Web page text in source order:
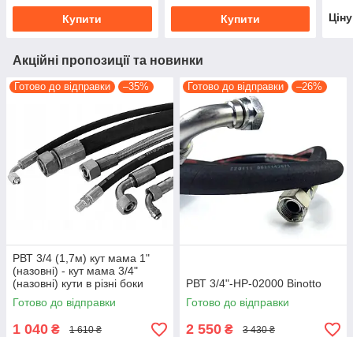
Купити Купити
Акційні пропозиції та новинки
Готово до відправки –35%
РВТ 3/4 (1,7м) кут мама 1"
(назовні) - кут мама 3/4"
(назовні) кути в різні боки
Готово до відправки
1 040 ₴ 1 610 ₴
Готово до відправки –26%
РВТ 3/4"-HP-02000 Binotto
Готово до відправки
2 550 ₴ 3 430 ₴